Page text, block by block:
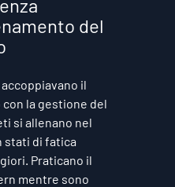
del
il
la gestione del
si allenano nel
stati di fatica
Praticano il
mentre sono